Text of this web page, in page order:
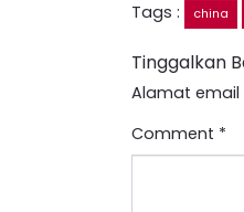
Tags : china
Tinggalkan
Alamat email
Comment *